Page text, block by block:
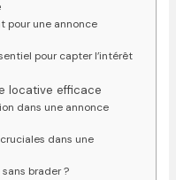
pour une annonce
pour capter l’intérêt
locative efficace
dans une annonce
dans une
brader ?